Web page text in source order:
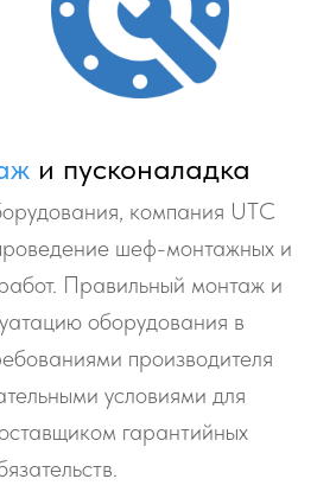
и пусконаладка
компания UТС
шеф-монтажных и
Правильный монтаж и
оборудования в
производителя
условиями для
гарантийных